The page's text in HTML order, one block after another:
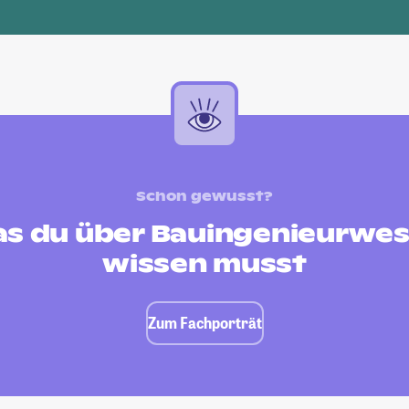
Schon gewusst?
du über
wissen musst
Zum Fachporträt